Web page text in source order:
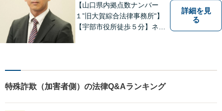
【山口県内拠点数ナンバー
１”旧大賀綜合法律事務所"】
【宇部市役所徒歩５分】ネッ
相談ください。
詳細を見
る
特殊詐欺（加害者側）の法律Q&Aランキング